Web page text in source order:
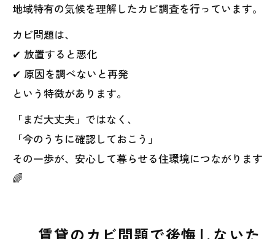
地域特有の気候を理解したカビ調査を行っています。
カビ問題は、
✔ 放置すると悪化
✔ 原因を調べないと再発
という特徴があります。
「まだ大丈夫」ではなく、
「今のうちに確認しておこう」
その一歩が、安心して暮らせる住環境につながります
🌈
賃貸のカビ問題で後悔しないた